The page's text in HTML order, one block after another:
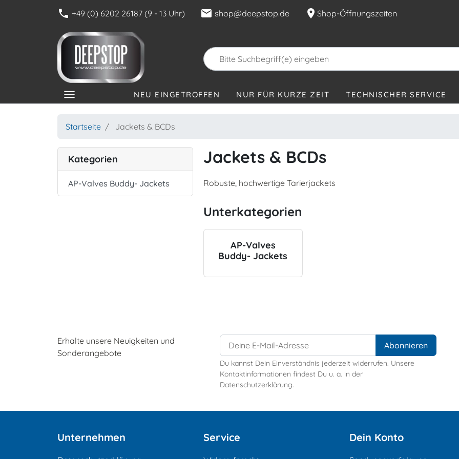
phone +49 (0) 6202 26187 (9 - 13 Uhr) mail shop@deepstop.de location_on Shop-Öffnungszeiten
menu NEU EINGETROFFEN NUR FÜR KURZE ZEIT TECHNISCHER SERVICE
Startseite Jackets & BCDs
Kategorien
AP-Valves Buddy- Jackets
Jackets & BCDs
Robuste, hochwertige Tarierjackets
Unterkategorien
AP-Valves
Buddy- Jackets
Erhalte unsere Neuigkeiten und
Sonderangebote
Du kannst Dein Einverständnis jederzeit widerrufen. Unsere
Kontaktinformationen findest Du u. a. in der
Datenschutzerklärung.
Unternehmen Service Dein Konto